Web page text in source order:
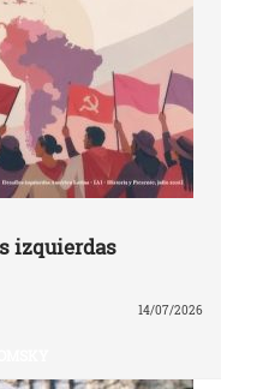
izquierdas
14/07/2026